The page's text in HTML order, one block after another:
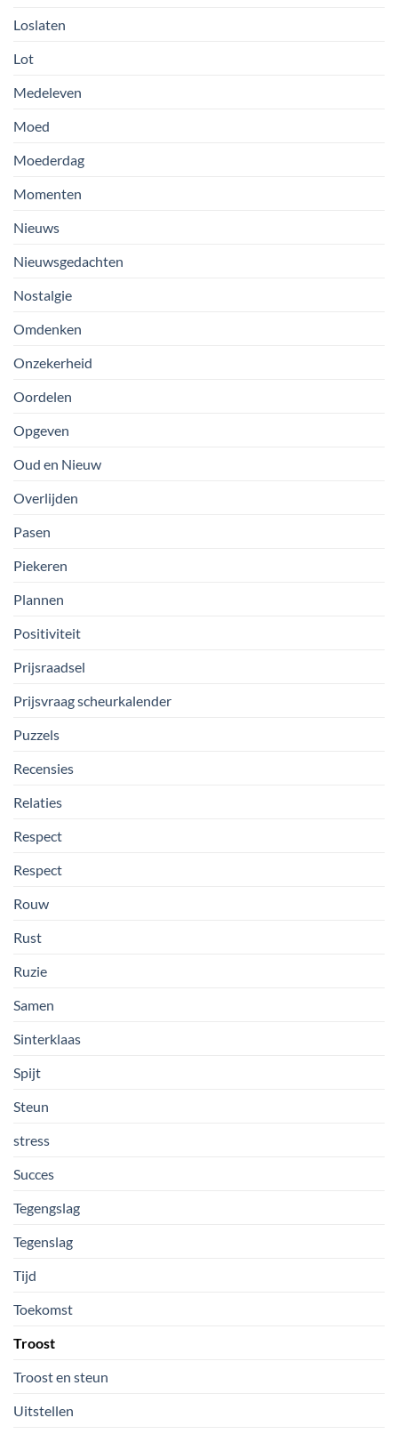
Loslaten
Lot
Medeleven
Moed
Moederdag
Momenten
Nieuws
Nieuwsgedachten
Nostalgie
Omdenken
Onzekerheid
Oordelen
Opgeven
Oud en Nieuw
Overlijden
Pasen
Piekeren
Plannen
Positiviteit
Prijsraadsel
Prijsvraag scheurkalender
Puzzels
Recensies
Relaties
Respect
Respect
Rouw
Rust
Ruzie
Samen
Sinterklaas
Spijt
Steun
stress
Succes
Tegengslag
Tegenslag
Tijd
Toekomst
Troost
Troost en steun
Uitstellen